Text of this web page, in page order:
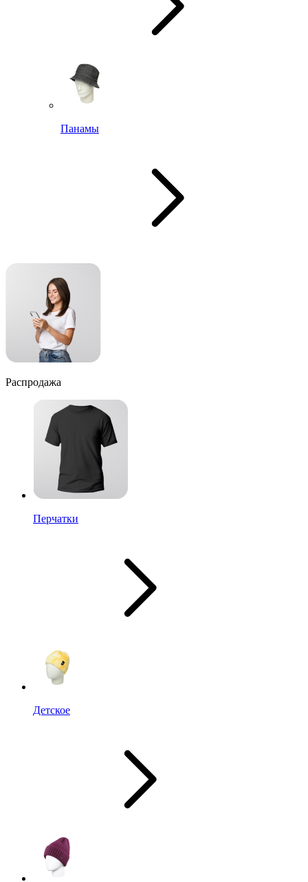
Панамы
Распродажа
Перчатки
Детское